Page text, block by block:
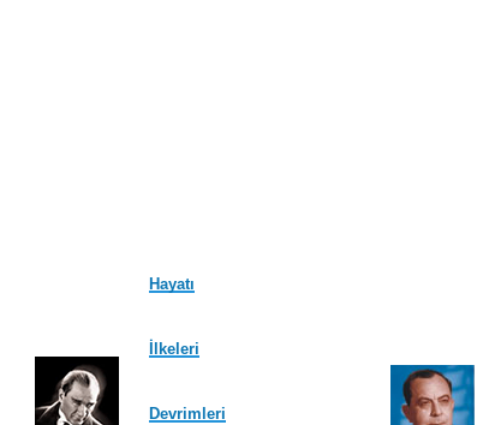
Hayatı
İlkeleri
Devrimleri